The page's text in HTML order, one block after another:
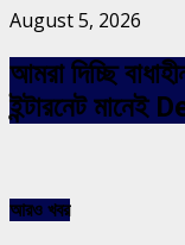
August 5, 2026
আমরা দিচ্ছি
ইন্টারনেট মানেই
আরও খবর